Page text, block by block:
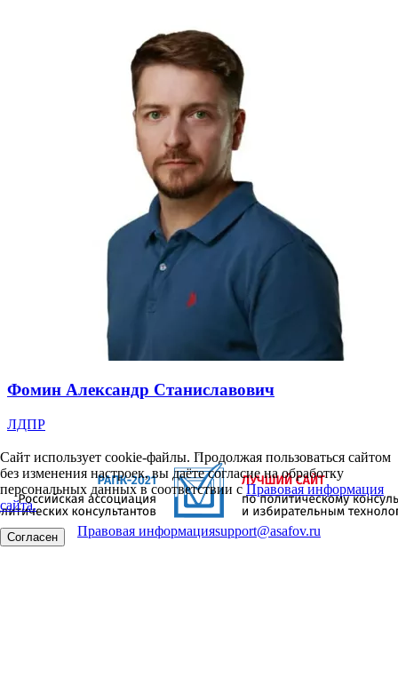
Фомин Александр Станиславович
ЛДПР
Сайт использует cookie-файлы. Продолжая пользоваться сайтом
без изменения настроек, вы даёте согласие на обработку
персональных данных в соответствии сПравовая информация
сайта.
Согласен Правовая информацияsupport@asafov.ru